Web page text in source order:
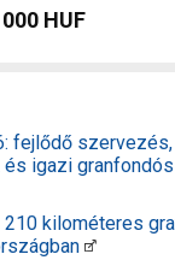
HUF
fejlődő szervezés,
igazi granfondós
210 kilométeres